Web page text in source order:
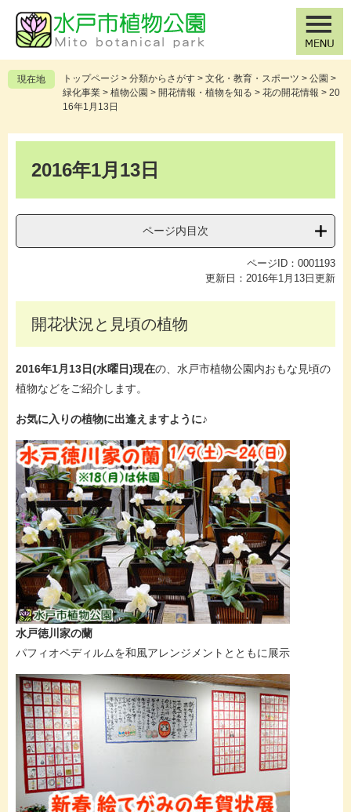
の
先
頭
ー
を
飛
現在地 トップページ > 分類からさがす > 文化・教育・スポーツ > 公園 >
緑化事業 > 植物公園 > 開花情報・植物を知る > 花の開花情報 > 20
16年1月13日
2016年1月13日
ページ内目次
ページID：0001193
更新日：2016年1月13日更新
開花状況と見頃の植物
2016年1月13日(水曜日)現在の、水戸市植物公園内おもな見頃の
植物などをご紹介します。
お気に入りの植物に出逢えますように♪
水戸徳川家の蘭
パフィオペディルムを和風アレンジメントとともに展示